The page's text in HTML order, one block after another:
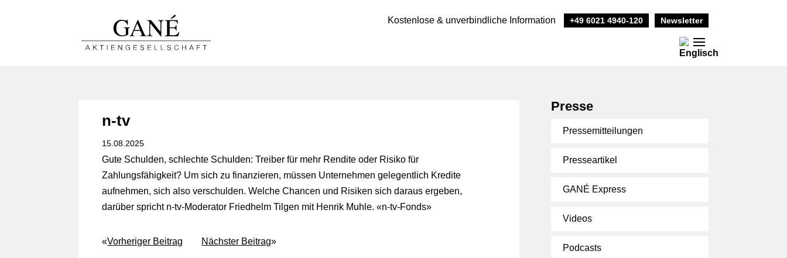
Newsletter
Kostenlose & unverbindliche Information +49 6021 4940-120
n-tv
15.08.2025
Gute Schulden, schlechte Schulden: Treiber für mehr Rendite oder Risiko für
Zahlungsfähigkeit? Um sich zu finanzieren, müssen Unternehmen gelegentlich Kredite
aufnehmen, sich also verschulden. Welche Chancen und Risiken sich daraus ergeben,
darüber spricht n-tv-Moderator Friedhelm Tilgen mit Henrik Muhle. «n-tv-Fonds»
«Vorheriger Beitrag Nächster Beitrag»
Presse
Pressemitteilungen
Presseartikel
GANÉ Express
Videos
Podcasts